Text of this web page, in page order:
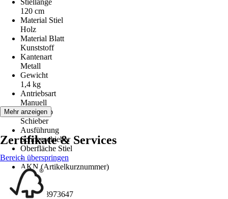
Stiellänge
120 cm
Material Stiel
Holz
Material Blatt
Kunststoff
Kantenart
Metall
Gewicht
1,4 kg
Antriebsart
Manuell
Artikeltyp
Schieber
Ausführung
Schneeschieber
Oberfläche Stiel
-
AKN (Artikelkurznummer)
RF7N
EAN
4002408973647
Mehr anzeigen
Zertifikate & Services
Bereich überspringen